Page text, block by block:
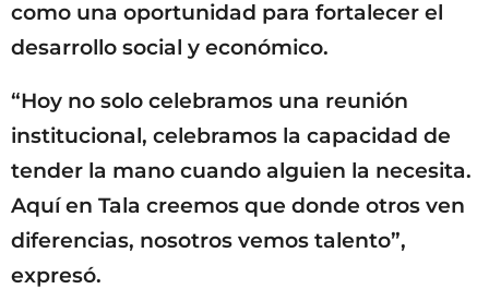
como una oportunidad para fortalecer el
desarrollo social y económico.
“Hoy no solo celebramos una reunión
institucional, celebramos la capacidad de
tender la mano cuando alguien la necesita.
Aquí en Tala creemos que donde otros ven
diferencias, nosotros vemos talento”,
expresó.